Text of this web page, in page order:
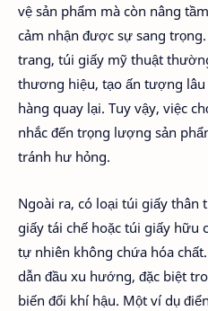
vệ sản phẩm mà còn nâng
cảm nhận được sự sang
trang, túi giấy mỹ thuật
thương hiệu, tạo ấn tượng
hàng quay lại. Tuy vậy, việc
nhắc đến trọng lượng sản
tránh hư hỏng.
Ngoài ra, có loại túi giấy
giấy tái chế hoặc túi giấy hữu
tự nhiên không chứa hóa
dẫn đầu xu hướng, đặc biệt
biến đổi khí hậu. Một ví dụ